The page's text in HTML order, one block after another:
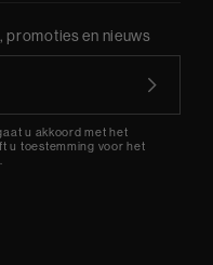
promoties en nieuws
u akkoord met het
u toestemming voor het